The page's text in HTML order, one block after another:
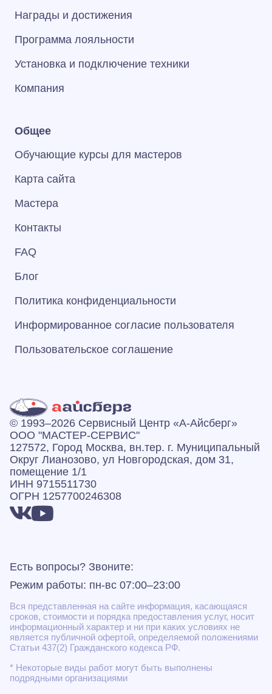
Награды и достижения
Программа лояльности
Установка и подключение техники
Компания
Общее
Обучающие курсы для мастеров
Карта сайта
Мастера
Контакты
FAQ
Блог
Политика конфиденциальности
Информированное согласие пользователя
Пользовательское соглашение
© 1993–2026 Сервисный Центр «А‑Айсберг»
ООО "МАСТЕР-СЕРВИС"
127572, Город Москва, вн.тер. г. Муниципальный
Округ Лианозово, ул Новгородская, дом 31,
помещение 1/1
ИНН 9715511730
ОГРН 1257700246308
Есть вопросы? Звоните:
Режим работы: пн-вс 07:00–23:00
Вся представленная на сайте информация, касающаяся
сроков, стоимости и порядка предоставления услуг, носит
информационный характер и ни при каких условиях не
является публичной офертой, определяемой положениями
Статьи 437(2) Гражданского кодекса РФ.
* Некоторые виды работ могут быть выполнены
подрядными организациями